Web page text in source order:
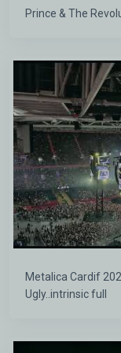
Prince & The
Metalica Cardif
Ugly..intrinsic full